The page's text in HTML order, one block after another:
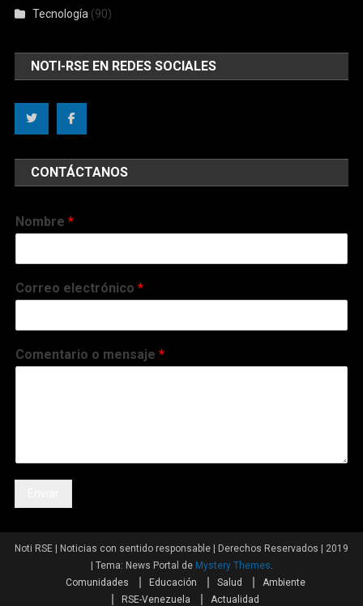
Tecnología (90)
NOTI-RSE EN REDES SOCIALES
CONTÁCTANOS
Nombre*
Correo electrónico*
Comentario o mensaje*
Noti RSE | Noticias con sentido responsable | Derechos Reservados | 2019
Tema: News Portal de Mystery Themes.
Comunidades
Educación Salud
Ambiente
RSE-Venezuela
Actualidad